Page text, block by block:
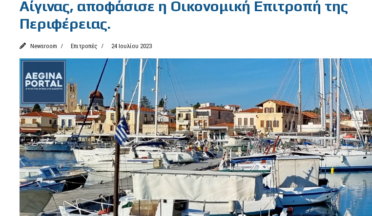
Αίγινας, αποφάσισε η Οικονομική Επιτροπή της
Περιφέρειας.
Newsroom Επιτροπές 24 Ιουλίου 2023